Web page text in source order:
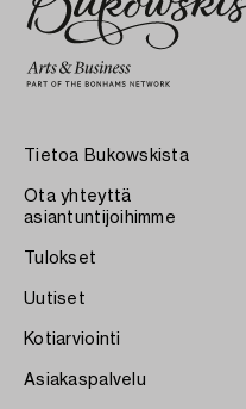
Tietoa Bukowskista
Ota yhteyttä
asiantuntijoihimme
Tulokset
Uutiset
Kotiarviointi
Asiakaspalvelu